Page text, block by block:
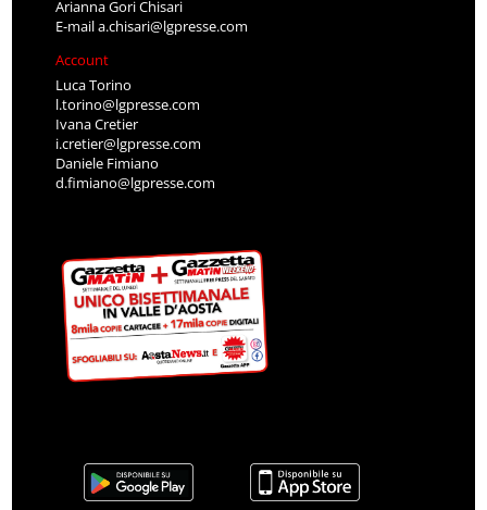
Arianna Gori Chisari
E-maila.chisari@lgpresse.com
Account
Luca Torino
l.torino@lgpresse.com
Ivana Cretier
i.cretier@lgpresse.com
Daniele Fimiano
d.fimiano@lgpresse.com